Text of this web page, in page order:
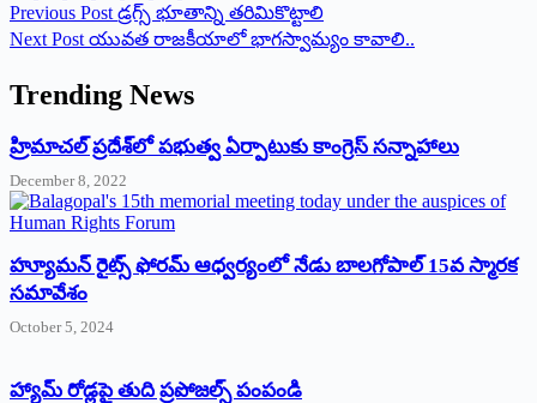
Previous Post డ్రగ్స్ ‌భూతాన్ని తరిమికొట్టాలి
Next Post యువత రాజకీయాలో భాగస్వామ్యం కావాలి..
Trending News
‌హ్రిమాచల్‌ ‌ప్రదేశ్‌లో పభుత్వ ఏర్పాటుకు కాంగ్రెస్‌ ‌సన్నాహాలు
December 8, 2022
హ్యూమన్‌ రైట్స్‌ ఫోరమ్‌ ఆధ్వర్యంలో నేడు బాలగోపాల్‌ 15వ స్మారక
సమావేశం
October 5, 2024
హ్యామ్‌ రోడ్లపై తుది ప్రపోజల్స్‌ పంపండి